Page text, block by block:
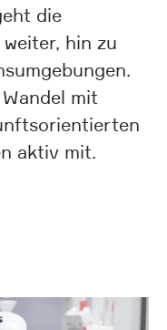
die
hin zu
mit
aktiv mit.